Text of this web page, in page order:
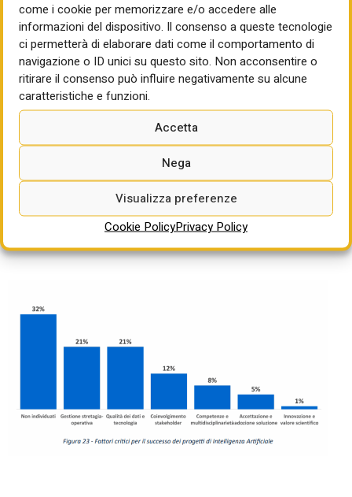
come i cookie per memorizzare e/o accedere alle
informazioni del dispositivo. Il consenso a queste tecnologie
ci permetterà di elaborare dati come il comportamento di
navigazione o ID unici su questo sito. Non acconsentire o
ritirare il consenso può influire negativamente su alcune
caratteristiche e funzioni.
Accetta
Nega
Visualizza preferenze
Cookie PolicyPrivacy Policy